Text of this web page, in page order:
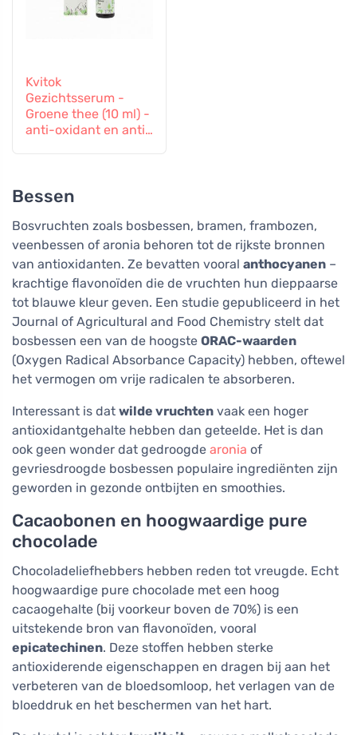
Kvitok
Gezichtsserum -
Groene thee (10 ml) -
anti-oxidant en anti-
Bessen
Bosvruchten zoals bosbessen, bramen, frambozen,
veenbessen of aronia behoren tot de rijkste bronnen
van antioxidanten. Ze bevatten vooral anthocyanen –
krachtige flavonoïden die de vruchten hun dieppaarse
tot blauwe kleur geven. Een studie gepubliceerd in het
Journal of Agricultural and Food Chemistry stelt dat
bosbessen een van de hoogste ORAC-waarden
(Oxygen Radical Absorbance Capacity) hebben, oftewel
het vermogen om vrije radicalen te absorberen.
Interessant is dat wilde vruchten vaak een hoger
antioxidantgehalte hebben dan geteelde. Het is dan
ook geen wonder dat gedroogde aronia of
gevriesdroogde bosbessen populaire ingrediënten zijn
geworden in gezonde ontbijten en smoothies.
Cacaobonen en hoogwaardige pure
chocolade
Chocoladeliefhebbers hebben reden tot vreugde. Echt
hoogwaardige pure chocolade met een hoog
cacaogehalte (bij voorkeur boven de 70%) is een
uitstekende bron van flavonoïden, vooral
epicatechinen. Deze stoffen hebben sterke
antioxiderende eigenschappen en dragen bij aan het
verbeteren van de bloedsomloop, het verlagen van de
bloeddruk en het beschermen van het hart.